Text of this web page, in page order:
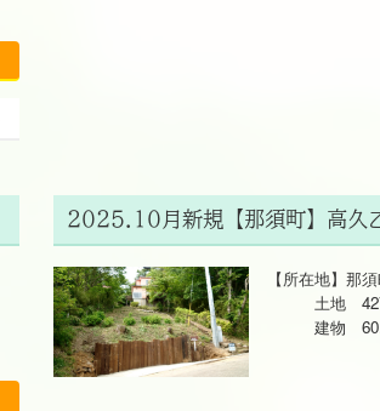
2025.10月新規【那須町】高
【所在地】那
土地 427㎡
建物 60.85